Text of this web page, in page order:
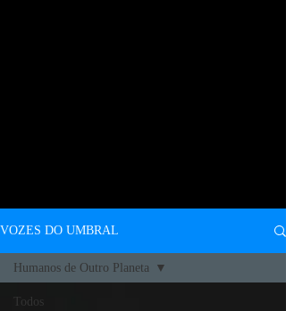
VOZES DO UMBRAL
Todos
Humanos de Outro Planeta